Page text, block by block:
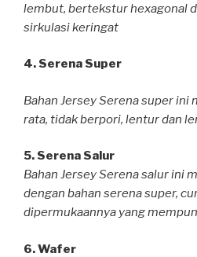
lembut, bertekstur hexagonal
sirkulasi keringat
4. Serena Super
Bahan Jersey Serena super ini
rata, tidak berpori, lentur dan
5. Serena Salur
Bahan Jersey Serena salur ini
dengan bahan serena super,
dipermukaannya yang
6. Wafer